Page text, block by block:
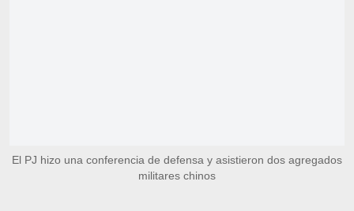
El PJ hizo una conferencia de defensa y asistieron dos agregados
militares chinos